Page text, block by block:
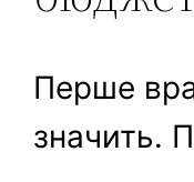
Перше
значить.